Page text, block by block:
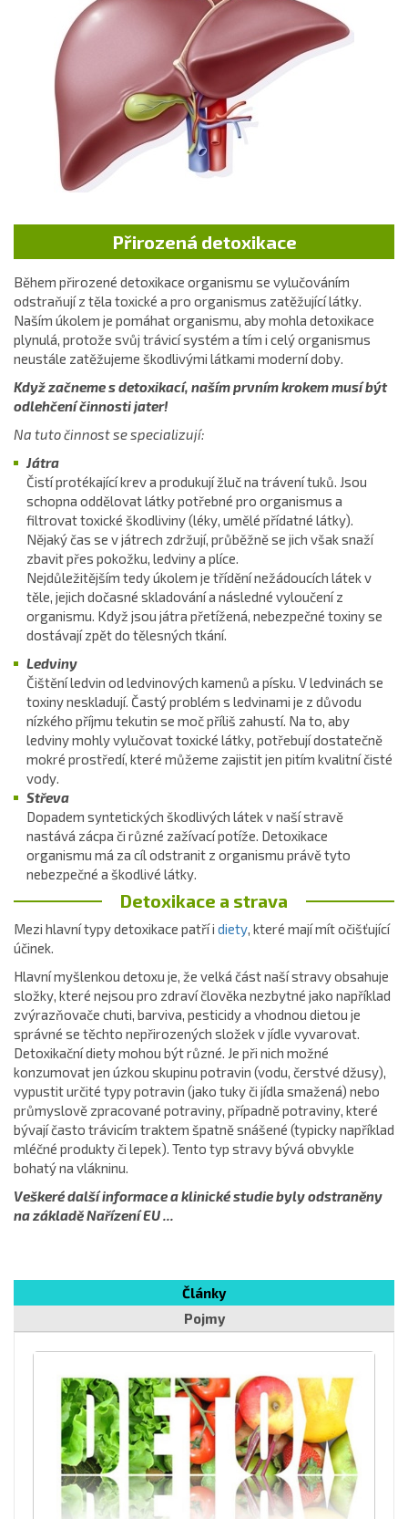
Přirozená detoxikace
Během přirozené detoxikace organismu se vylučováním
odstraňují z těla toxické a pro organismus zatěžující látky.
Naším úkolem je pomáhat organismu, aby mohla detoxikace
plynulá, protože svůj trávicí systém a tím i celý organismus
neustále zatěžujeme škodlivými látkami moderní doby.
Když začneme s detoxikací, naším prvním krokem musí být
odlehčení činnosti jater!
Na tuto činnost se specializují:
Játra
Čistí protékající krev a produkují žluč na trávení tuků. Jsou
schopna oddělovat látky potřebné pro organismus a
filtrovat toxické škodliviny (léky, umělé přídatné látky).
Nějaký čas se v játrech zdržují, průběžně se jich však snaží
zbavit přes pokožku, ledviny a plíce.
Nejdůležitějším tedy úkolem je třídění nežádoucích látek v
těle, jejich dočasné skladování a následné vyloučení z
organismu. Když jsou játra přetížená, nebezpečné toxiny se
dostávají zpět do tělesných tkání.
Ledviny
Čištění ledvin od ledvinových kamenů a písku. V ledvinách se
toxiny neskladují. Častý problém s ledvinami je z důvodu
nízkého příjmu tekutin se moč příliš zahustí. Na to, aby
ledviny mohly vylučovat toxické látky, potřebují dostatečně
mokré prostředí, které můžeme zajistit jen pitím kvalitní čisté
vody.
Střeva
Dopadem syntetických škodlivých látek v naší stravě
nastává zácpa či různé zažívací potíže. Detoxikace
organismu má za cíl odstranit z organismu právě tyto
nebezpečné a škodlivé látky.
Detoxikace a strava
Mezi hlavní typy detoxikace patří i diety, které mají mít očišťující
účinek.
Hlavní myšlenkou detoxu je, že velká část naší stravy obsahuje
složky, které nejsou pro zdraví člověka nezbytné jako například
zvýrazňovače chuti, barviva, pesticidy a vhodnou dietou je
správné se těchto nepřirozených složek v jídle vyvarovat.
Detoxikační diety mohou být různé. Je při nich možné
konzumovat jen úzkou skupinu potravin (vodu, čerstvé džusy),
vypustit určité typy potravin (jako tuky či jídla smažená) nebo
průmyslově zpracované potraviny, případně potraviny, které
bývají často trávicím traktem špatně snášené (typicky například
mléčné produkty či lepek). Tento typ stravy bývá obvykle
bohatý na vlákninu.
Veškeré další informace a klinické studie byly odstraněny
na základě Nařízení EU ...
Články
Pojmy